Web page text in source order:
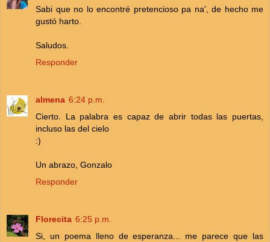
Sabi que no lo encontré pretencioso pa na', de hecho me
gustó harto.
Saludos.
Responder
almena 6:24 p.m.
Cierto. La palabra es capaz de abrir todas las puertas,
incluso las del cielo
:)
Un abrazo, Gonzalo
Responder
Florecita 6:25 p.m.
Si, un poema lleno de esperanza... me parece que las